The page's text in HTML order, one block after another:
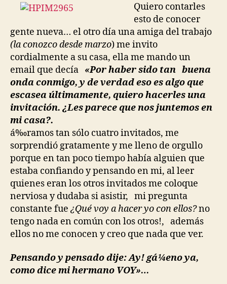
Quiero contarles
esto de conocer
gente nueva… el otro día una amiga del trabajo
(la conozco desde marzo) me invito
cordialmente a su casa, ella me mando un
email que decía «Por haber sido tan buena
onda conmigo, y de verdad eso es algo que
escasea últimamente, quiero hacerles una
invitación. ¿Les parece que nos juntemos en
mi casa?.
á‰ramos tan sólo cuatro invitados, me
sorprendió gratamente y me lleno de orgullo
porque en tan poco tiempo había alguien que
estaba confiando y pensando en mi, al leer
quienes eran los otros invitados me coloque
nerviosa y dudaba si asistir, mi pregunta
constante fue ¿Qué voy a hacer yo con ellos?no
tengo nada en común con los otros!, además
ellos no me conocen y creo que nada que ver.
Pensando y pensado dije: Ay! gá¼eno ya,
como dice mi hermano VOY»…